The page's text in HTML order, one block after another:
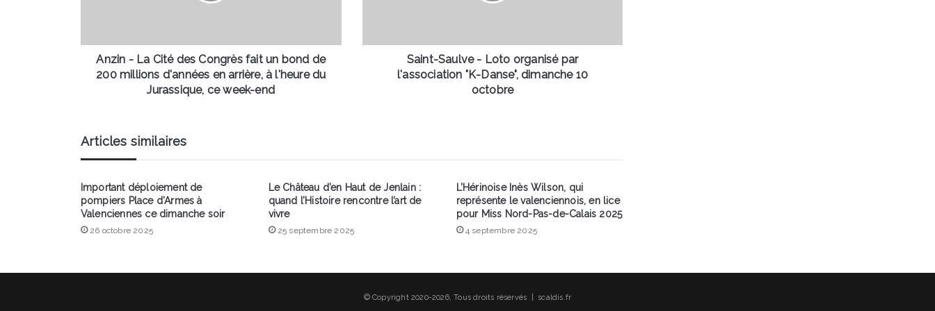
bond
200
à
l'heure
Jurassique,
ce
week-
end
Anzin - La Cité des Congrès fait un bond de
200 millions d'années en arrière, à l'heure du
Jurassique, ce week-end
Danse",
dimancheSaint-Saulve - Loto organisé par
l'association "K-Danse", dimanche 10
octobre
Articles similaires
Important déploiement de
pompiers Place d’Armes à
Valenciennes ce dimanche soir
26 octobre 2025
Le Château d’en Haut de Jenlain :
quand l’Histoire rencontre l’art de
vivre
25 septembre 2025
L’Hérinoise Inès Wilson, qui
représente le valenciennois, en lice
pour Miss Nord-Pas-de-Calais 2025
4 septembre 2025
© Copyright 2020-2026, Tous droits réservés | scaldis.fr